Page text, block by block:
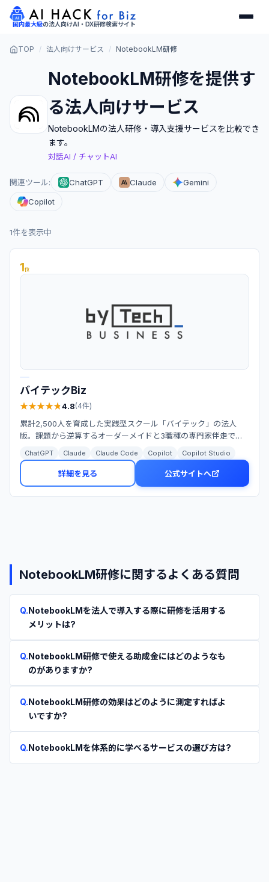
国内最大級の法人向けAI・DX研修検索サイト
TOP / 法人向けサービス / NotebookLM研修
NotebookLM研修を提供す
る法人向けサービス
NotebookLMの法人研修・導入支援サービスを比較でき
ます。
対話AI / チャットAI
関連ツール: ChatGPT Claude
Gemini
Copilot
1件を表示中
1位
バイテックBiz
★
★★
★★
★★
★★
★4.8(4件)
累計2,500人を育成した実践型スクール「バイテック」の法人
版。課題から逆算するオーダーメイドと3職種の専門家伴走で組
ChatGPT Claude Claude Code Copilot Copilot Studio
詳細を見る 公式サイトへ
NotebookLM研修に関するよくある質問
Q.NotebookLMを法人で導入する際に研修を活用する
メリットは?
Q.NotebookLM研修で使える助成金にはどのようなも
のがありますか?
Q.NotebookLM研修の効果はどのように測定すればよ
いですか?
Q.NotebookLMを体系的に学べるサービスの選び方は?